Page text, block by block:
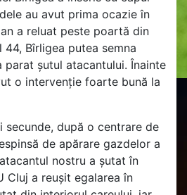
au avut prima ocazie în
a reluat peste poartă din
Bîrligea putea semna
parat șutul atacantului. Înainte
o intervenție foarte bună la
secunde, după o centrare de
de apărare gazdelor a
nostru a șutat în
Cluj a reușit egalarea în